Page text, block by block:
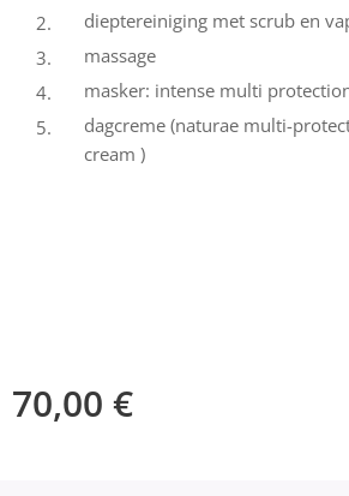
dieptereiniging met scrub en
massage
masker: intense multi
dagcreme (naturae multi-
cream )
70,00 €